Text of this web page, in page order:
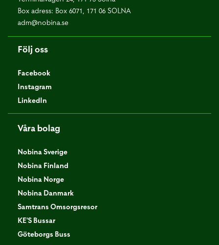
Box adress: Box 6071, 171 06 SOLNA
adm@nobina.se
Följ oss
Facebook
Instagram
LinkedIn
Våra bolag
Nobina Sverige
Nobina Finland
Nobina Norge
Nobina Danmark
Samtrans Omsorgsresor
KE'S Bussar
Göteborgs Buss